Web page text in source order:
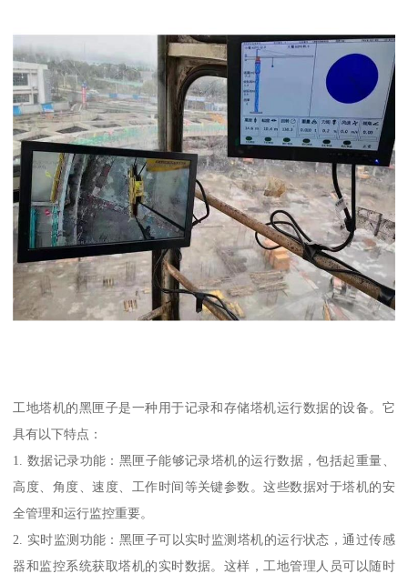
工地塔机的黑匣子是一种用于记录和存储塔机运行数据的设备。它
具有以下特点：
1. 数据记录功能：黑匣子能够记录塔机的运行数据，包括起重量、
高度、角度、速度、工作时间等关键参数。这些数据对于塔机的安
全管理和运行监控重要。
2. 实时监测功能：黑匣子可以实时监测塔机的运行状态，通过传感
器和监控系统获取塔机的实时数据。这样，工地管理人员可以随时